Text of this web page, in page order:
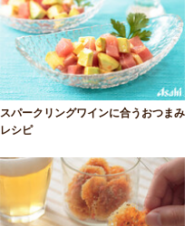
スパークリングワインに合うおつまみ
レシピ